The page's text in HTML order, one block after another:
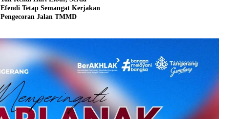
Efendi Tetap Semangat Kerjakan
Pengecoran Jalan TMMD